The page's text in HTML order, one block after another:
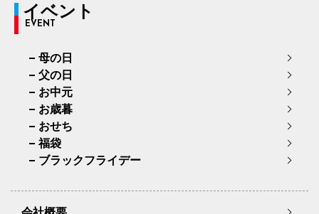
イベント
EVENT
母の日
父の日
お中元
お歳暮
おせち
福袋
ブラックフライデー